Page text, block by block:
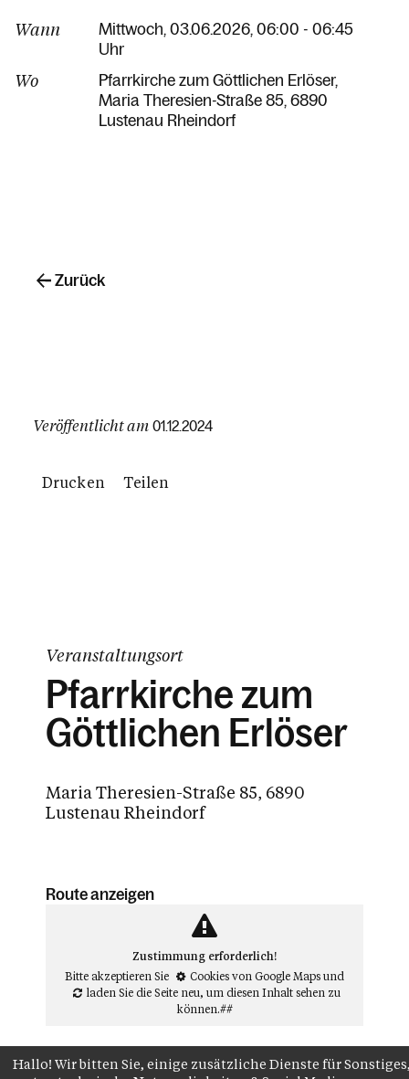
Wann
Mittwoch, 03.06.2026, 06:00 - 06:45
Uhr
Wo
Pfarrkirche zum Göttlichen Erlöser
Maria Theresien-Straße 85 6890
Lustenau Rheindorf
Veröffentlicht am 01.12.2024
Drucken Teilen
Zurück
Veranstaltungsort
Pfarrkirche zum
Göttlichen Erlöser
Maria Theresien-Straße 85, 6890
Lustenau Rheindorf
Route anzeigen
Zustimmung erforderlich!
Bitte akzeptieren Sie
Cookies von Google Mapsund
laden Sie die Seite neu, um diesen Inhalt sehen zu
können.##
Hallo! Wir bitten Sie, einige zusätzliche Dienste für